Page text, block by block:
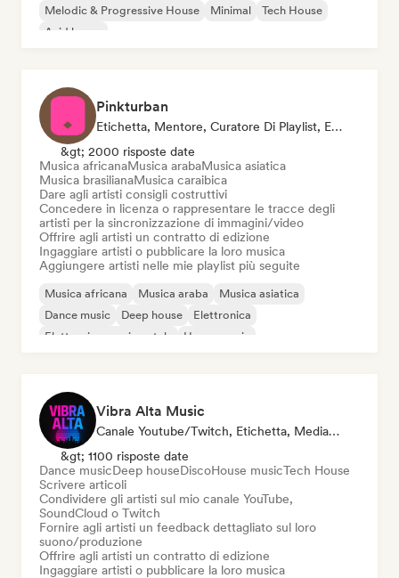
Melodic & Progressive House
Minimal
Tech House
Acid house
Pinkturban
Etichetta, Mentore, Curatore Di Playlist, Editore, Sync Supervisor
&gt; 2000 risposte date
Musica africanaMusica arabaMusica asiatica
Musica brasilianaMusica caraibica
Dare agli artisti consigli costruttivi
Concedere in licenza o rappresentare le tracce degli
artisti per la sincronizzazione di immagini/video
Offrire agli artisti un contratto di edizione
Ingaggiare artisti o pubblicare la loro musica
Aggiungere artisti nelle mie playlist più seguite
Musica africana Musica araba
Musica asiatica
Dance music
Deep house
Elettronica
Elettronica sperimentale
House music
Vibra Alta Music
Canale Youtube/Twitch, Etichetta, Media/Giornalista, Editore, Esperto Del Suono
&gt; 1100 risposte date
Dance musicDeep houseDiscoHouse musicTech House
Scrivere articoli
Condividere gli artisti sul mio canale YouTube,
SoundCloud o Twitch
Fornire agli artisti un feedback dettagliato sul loro
suono/produzione
Offrire agli artisti un contratto di edizione
Ingaggiare artisti o pubblicare la loro musica